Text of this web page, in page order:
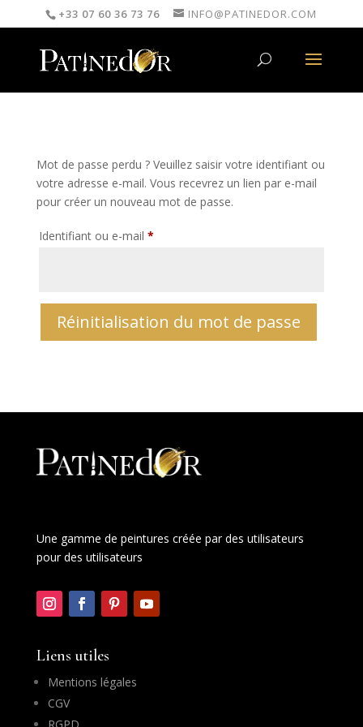
+33 07 60 36 73 76 INFO@PATINEDOR.COM
Mot de passe perdu ? Veuillez saisir votre identifiant ou
votre adresse e-mail. Vous recevrez un lien par e-mail
pour créer un nouveau mot de passe.
Identifiant ou e-mail *Obligatoire
Réinitialisation du mot de passe
Une gamme de peintures créée par des utilisateurs
pour des utilisateurs
Liens utiles
Mentions légales
CGV